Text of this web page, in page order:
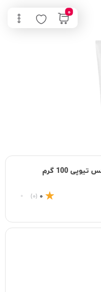
0
0
(0)